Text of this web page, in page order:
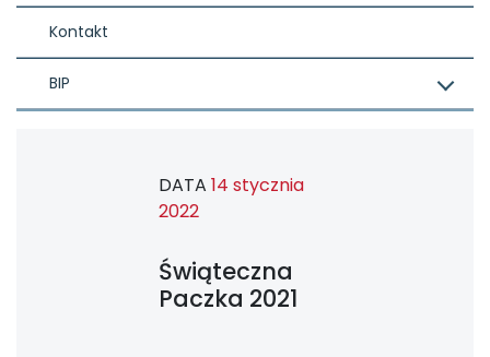
Kontakt
BIP
DATA 14 stycznia
2022
Świąteczna
Paczka 2021